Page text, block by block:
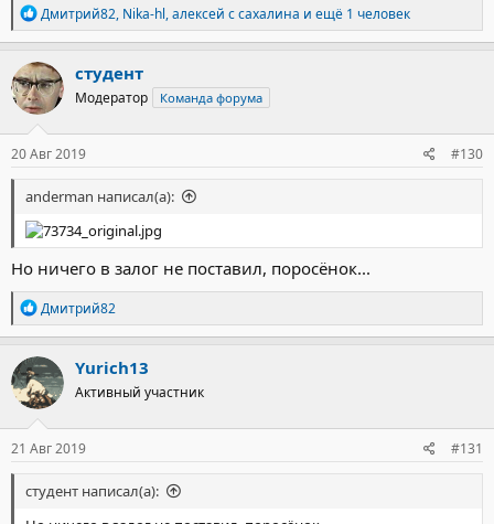
Р
е
а
к
ц
и
и
:
Дмитрий82, Nika-hl,алексей с сахалина и ещё 1 человек
студент
Модератор Команда форума
20 Авг 2019 #130
anderman написал(а):
Но ничего в залог не поставил, поросёнок...
Р
е
а
к
ц
и
и
:
Дмитрий82
Yurich13
Активный участник
21 Авг 2019 #131
студент написал(а):